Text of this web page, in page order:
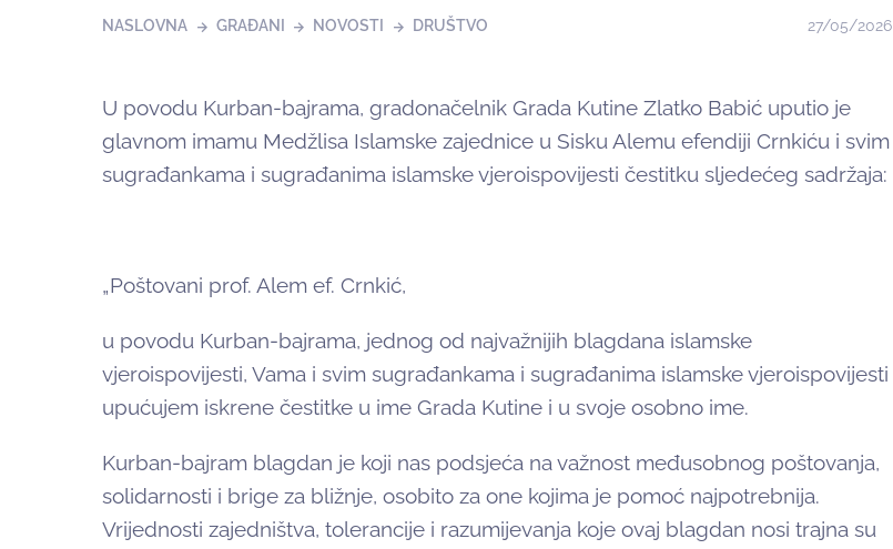
NASLOVNA GRAĐANI NOVOSTI DRUŠTVO 27/05/2026
U povodu Kurban-bajrama, gradonačelnik Grada Kutine Zlatko Babić uputio je
glavnom imamu Medžlisa Islamske zajednice u Sisku Alemu efendiji Crnkiću i svim
sugrađankama i sugrađanima islamske vjeroispovijesti čestitku sljedećeg sadržaja:
„Poštovani prof. Alem ef. Crnkić,
u povodu Kurban-bajrama, jednog od najvažnijih blagdana islamske
vjeroispovijesti, Vama i svim sugrađankama i sugrađanima islamske vjeroispovijesti
upućujem iskrene čestitke u ime Grada Kutine i u svoje osobno ime.
Kurban-bajram blagdan je koji nas podsjeća na važnost međusobnog poštovanja,
solidarnosti i brige za bližnje, osobito za one kojima je pomoć najpotrebnija.
Vrijednosti zajedništva, tolerancije i razumijevanja koje ovaj blagdan nosi trajna su